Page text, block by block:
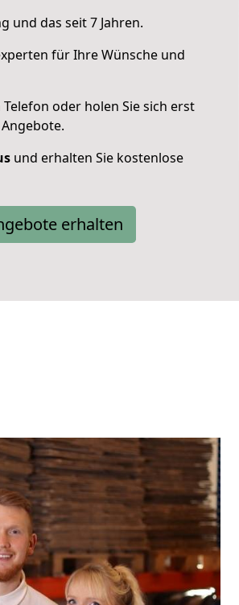
und das seit 7 Jahren.
für Ihre Wünsche und
oder holen Sie sich erst
und erhalten Sie kostenlose
erhalten